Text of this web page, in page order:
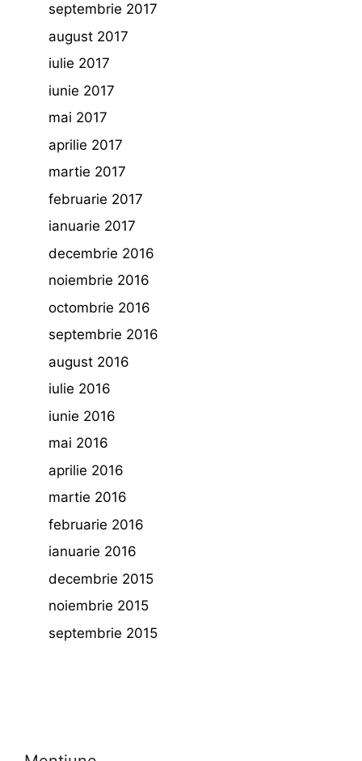
septembrie 2017
august 2017
iulie 2017
iunie 2017
mai 2017
aprilie 2017
martie 2017
februarie 2017
ianuarie 2017
decembrie 2016
noiembrie 2016
octombrie 2016
septembrie 2016
august 2016
iulie 2016
iunie 2016
mai 2016
aprilie 2016
martie 2016
februarie 2016
ianuarie 2016
decembrie 2015
noiembrie 2015
septembrie 2015